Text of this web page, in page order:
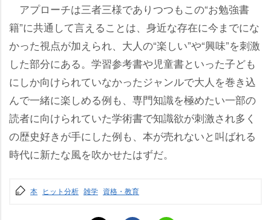
アプローチは三者三様でありつつもこの“お勉強書
籍”に共通して言えることは、身近な存在に今までにな
かった視点が加えられ、大人の“楽しい”や“興味”を刺激
した部分にある。学習参考書や児童書といった子ども
にしか向けられていなかったジャンルで大人を巻き込
んで一緒に楽しめる例も、専門知識を極めたい一部の
読者に向けられていた学術書で知識欲が刺激され多く
の歴史好きが手にした例も、本が売れないと叫ばれる
時代に新たな風を吹かせたはずだ。
本 ヒット分析 雑学 資格・教育